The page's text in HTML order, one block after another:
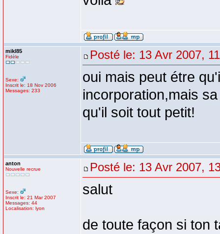
mikl85
Fidèle
Sexe:
Inscrit le: 18 Nov 2006
Messages: 233
Posté le: 13 Avr 2007,
oui mais peut étre
incorporation,mais
qu'il soit tout petit!
anton
Nouvelle recrue
Sexe:
Inscrit le: 21 Mar 2007
Messages: 44
Localisation: lyon
Posté le: 13 Avr 2007,
salut
de toute façon si ton